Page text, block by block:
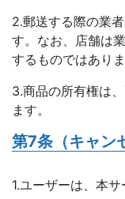
2.郵送する際の業
す。なお、店舗は
するものではありま
3.商品の所有権は
ます。
第7条（キャン
1.ユーザーは、本